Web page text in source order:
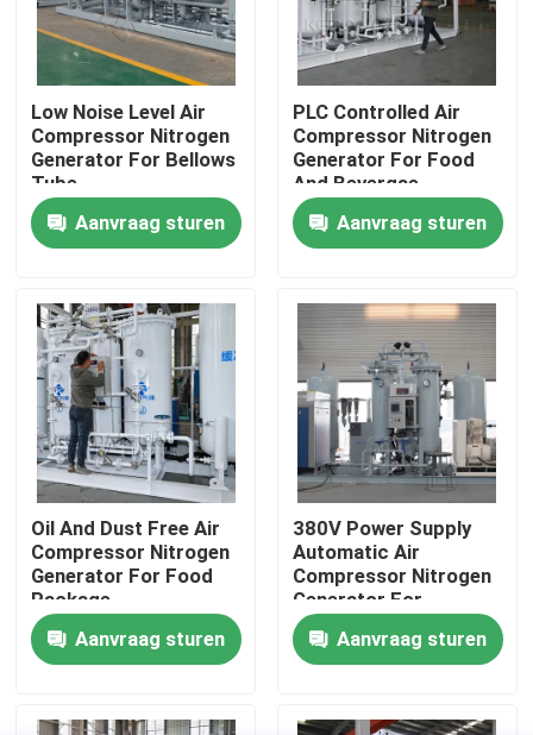
Thuis
Producten
Over ons
Kwaliteitscontrole
Neem contact met ons op
Nieuws
Vraag een offerte
PSA stikstofgasgeneratoren
De Generator van de hoge Zuiverheidsstikstof
Low Noise Level Air
Compressor Nitrogen
Generator For Bellows
Tube
Aanvraag sturen
PLC Controlled Air
Compressor Nitrogen
Generator For Food
And Bevergae
Aanvraag sturen
Oil And Dust Free Air
Compressor Nitrogen
Generator For Food
Package
Aanvraag sturen
380V Power Supply
Automatic Air
Compressor Nitrogen
Generator For
Beverage Filling
Aanvraag sturen